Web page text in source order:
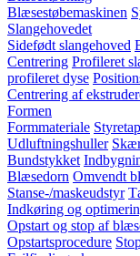
Blæsestøbemaskinen
Slangehovedet
Sidefødt slangehoved
Centrering Profileret
profileret dyse
Centrering af
Formen
Formmateriale
Udluftningshuller
Bundstykket
Blæsedorn Omvendt
Stanse-/maskeudstyr
Indkøring og
Opstart og stop af
Opstartsprocedure